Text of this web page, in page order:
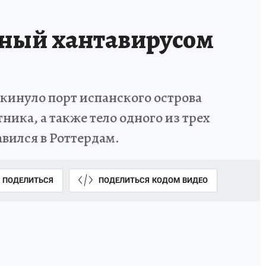
хантавирусом
порт испанского острова
а также тело одного из трех
в Роттердам.
ПОДЕЛИТЬСЯ ПОДЕЛИТЬСЯ КОДОМ ВИДЕО